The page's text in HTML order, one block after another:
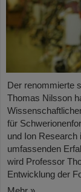
Der renommierte
Thomas Nilsson
für
und Ion Research
umfassenden
wird Professor
Entwicklung der